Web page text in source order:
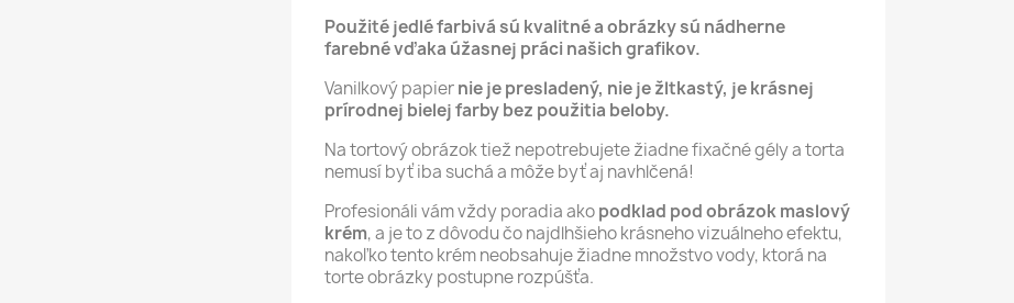
Použité jedlé farbivá sú kvalitné a obrázky sú nádherne
farebné vďaka úžasnej práci našich grafikov.
Vanilkový papiernie je presladený, nie je žltkastý, je krásnej
prírodnej bielej farby bez použitia beloby.
Na tortový obrázok tiež nepotrebujete žiadne fixačné gély a torta
nemusí byť iba suchá a môže byť aj navhlčená!
Profesionáli vám vždy poradia akopodklad pod obrázok maslový
krém, a je to z dôvodu čo najdlhšieho krásneho vizuálneho efektu,
nakoľko tento krém neobsahuje žiadne množstvo vody, ktorá na
torte obrázky postupne rozpúšťa.